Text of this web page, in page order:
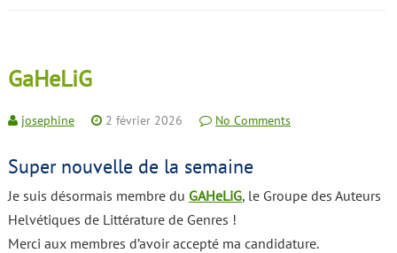
GaHeLiG
josephine 2 février 2026 No Comments
Super nouvelle de la semaine
Je suis désormais membre du GAHeLiG, le Groupe des Auteurs
Helvétiques de Littérature de Genres !
Merci aux membres d’avoir accepté ma candidature.